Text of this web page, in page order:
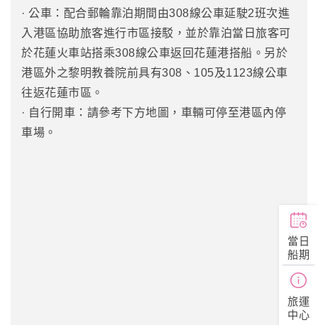
當日
船期
旅運
中心
· 公車：配合郵輪靠泊期間由308線公車延駛2班次進
入港區協助旅客進行市區接駁，並於靠泊當日旅客可
於花蓮火車站搭乘308線公車返回花蓮港搭船。另於
港區外之黎明教養院前具有308、105及1123線公車
往返花蓮市區。
· 自行開車：請參考下方地圖，車輛可停至港區內停
車場。